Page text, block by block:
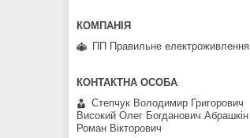
ПП Правильне електроживлення
Степчук Володимир Григорович
Високий Олег Богданович Абрашкін
Роман Вікторович